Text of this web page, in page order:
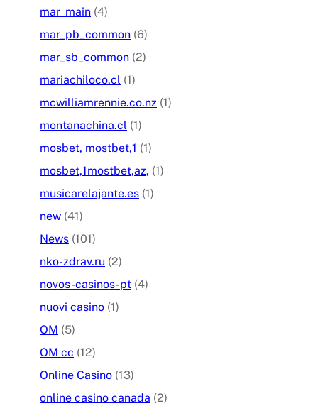
mar_main (4)
mar_pb_common (6)
mar_sb_common (2)
mariachiloco.cl (1)
mcwilliamrennie.co.nz (1)
montanachina.cl (1)
mosbet, mostbet,1 (1)
mosbet,1mostbet,az, (1)
musicarelajante.es (1)
new (41)
News (101)
nko-zdrav.ru (2)
novos-casinos-pt (4)
nuovi casino (1)
OM (5)
OM cc (12)
Online Casino (13)
online casino canada (2)